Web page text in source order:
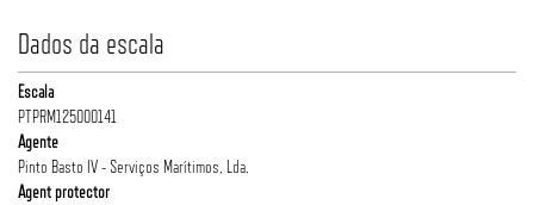
Dados da escala
Escala
PTPRM125000141
Agente
Pinto Basto IV - Serviços Marítimos, Lda.
Agent protector